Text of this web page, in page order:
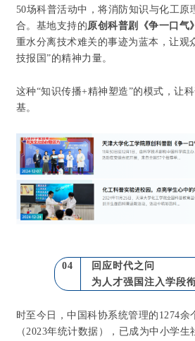
50场科普活动中，将消防知识与化工原
合。基地支持的原创科普剧《争一口气》
重水分离技术难关的事迹为蓝本，让观
技报国”的精神力量。
这种“知识传播+精神塑造”的模式，让
基。
04
回应时代之问
为人才强国注入学段
时至今日，中国科协系统管理的1274余
（2023年统计数据），已成为中小学